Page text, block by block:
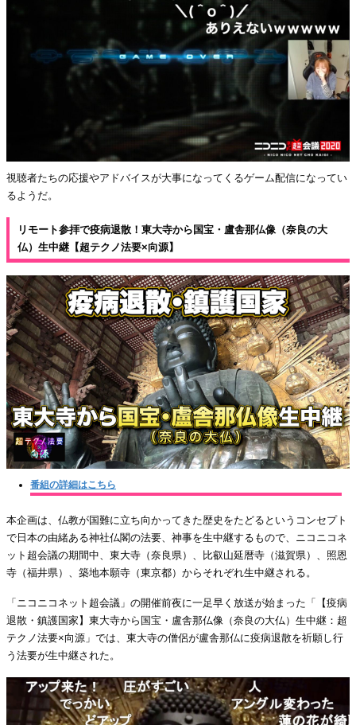
視聴者たちの応援やアドバイスが大事になってくるゲーム配信になってい
るようだ。
リモート参拝で疫病退散！東大寺から国宝・盧舎那仏像（奈良の大
仏）生中継【超テクノ法要×向源】
番組の詳細はこちら
本企画は、仏教が国難に立ち向かってきた歴史をたどるというコンセプト
で日本の由緒ある神社仏閣の法要、神事を生中継するもので、ニコニコネ
ット超会議の期間中、東大寺（奈良県）、比叡山延暦寺（滋賀県）、照恩
寺（福井県）、築地本願寺（東京都）からそれぞれ生中継される。
「ニコニコネット超会議」の開催前夜に一足早く放送が始まった「【疫病
退散・鎮護国家】東大寺から国宝・盧舎那仏像（奈良の大仏）生中継：超
テクノ法要×向源」では、東大寺の僧侶が盧舎那仏に疫病退散を祈願し行
う法要が生中継された。